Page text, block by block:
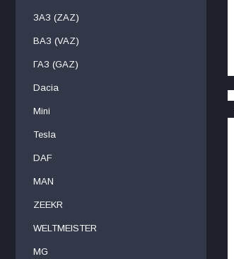
ЗАЗ (ZAZ)
ВАЗ (VAZ)
ГАЗ (GAZ)
Dacia
Mini
Tesla
DAF
МAN
ZEEKR
WELTMEISTER
MG